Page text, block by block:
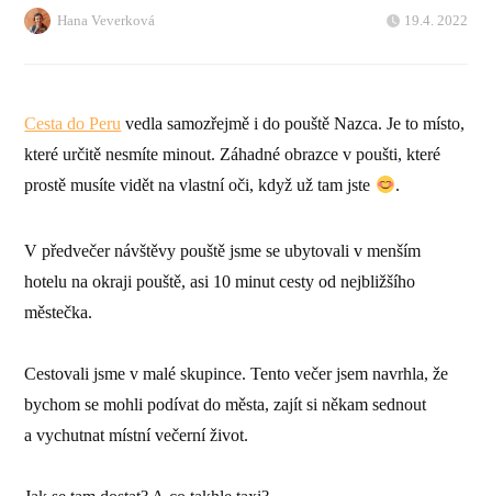
Hana Veverková 19.4. 2022
Cesta do Peru vedla samozřejmě i do pouště Nazca. Je to místo,
které určitě nesmíte minout. Záhadné obrazce v poušti, které
prostě musíte vidět na vlastní oči, když už tam jste
.
V předvečer návštěvy pouště jsme se ubytovali v menším
hotelu na okraji pouště, asi 10 minut cesty od nejbližšího
městečka.
Cestovali jsme v malé skupince. Tento večer jsem navrhla, že
bychom se mohli podívat do města, zajít si někam sednout
a vychutnat místní večerní život.